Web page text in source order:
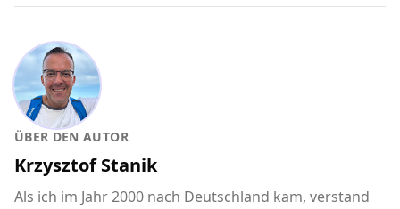
ÜBER DEN AUTOR
Krzysztof Stanik
Als ich im Jahr 2000 nach Deutschland kam, verstand